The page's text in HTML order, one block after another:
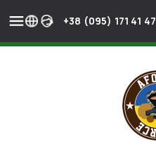
+38 (095) 171 41 47